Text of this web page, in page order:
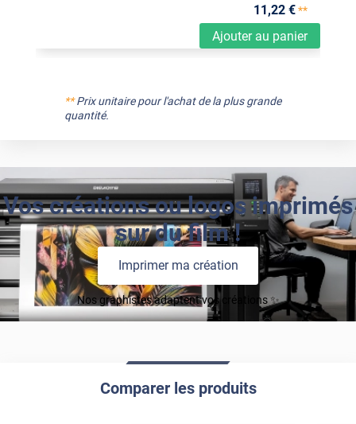
Ajouter au panier
11 ,22 €**
**Prix unitaire pour l'achat de la plus grande
quantité.
Vos créations ou logos imprimés
sur du film !
Imprimer ma création
Nos graphistes adaptent vos créations ✨
Comparer les produits